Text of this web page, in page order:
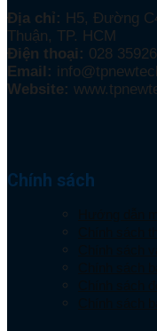
Địa chỉ: H5, Đường
Thuận, TP. HCM
Điện thoại: 028
Email:
Website:
Chính sách